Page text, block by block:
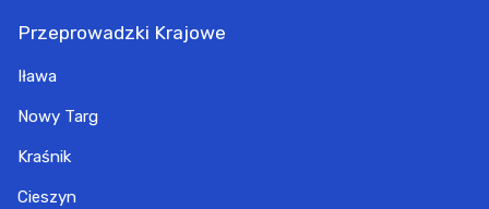
Przeprowadzki Krajowe
Iława
Nowy Targ
Kraśnik
Cieszyn